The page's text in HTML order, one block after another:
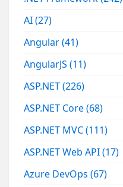
AI(27)
Angular(41)
AngularJS(11)
ASP.NET(226)
ASP.NET Core(68)
ASP.NET MVC(111)
ASP.NET Web API(17)
Azure DevOps(67)